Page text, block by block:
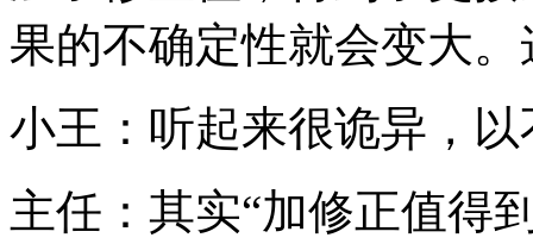
果的不确定性就会变大
小王：听起来很诡异，
主任：其实“加修正值得